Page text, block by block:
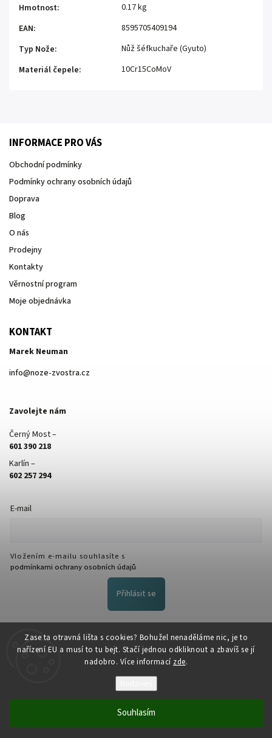
Zase ta otravná lišta s cookies? Bohužel nenaděláme nic, je to
nařízení EU a musí to tu bejt. Stačí jednou odkliknout a zbavíš se jí
nadobro. Více informací zde.
Souhlasím
Hmotnost:
0.17 kg
EAN:
8595705409194
Typ Nože:
Nůž šéfkuchaře (Gyuto)
Materiál čepele: 10Cr15CoMoV
INFORMACE PRO VÁS
Obchodní podmínky
Podmínky ochrany osobních údajů
Doprava
Blog
O nás
Prodejny
Kontakty
Věrnostní program
Moje objednávka
KONTAKT
Marek Neuman
info@noze-zvostra.cz
Zavolejte nám
Černý Most –
601 390 218
Karlín –
602 257 294
E-mail
Vložením e-mailu souhlasíte s
podmínkami ochrany osobních údajů
Přihlásit se
FACEBOOK